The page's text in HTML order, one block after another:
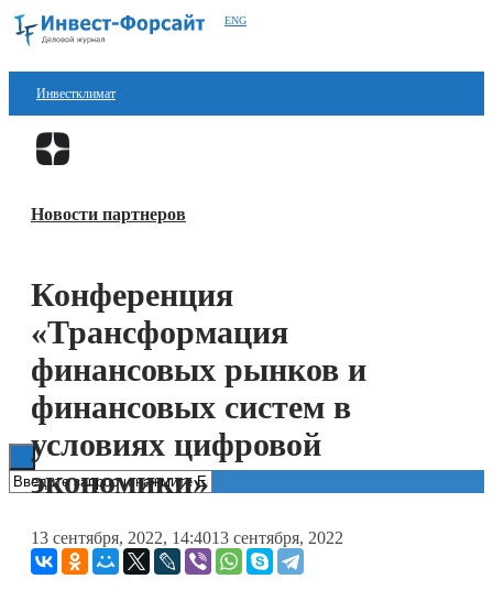
ENG
Инвестклимат
Финансы
Блокчейн
Технологии
ESG
Книги
Новости партнеров
Конференция
«Трансформация
финансовых рынков и
финансовых систем в
условиях цифровой
экономики»
13 сентября, 2022, 14:4013 сентября, 2022